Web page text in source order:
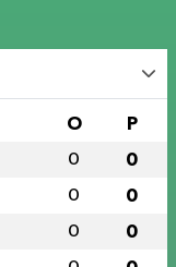
O P
0 0
0 0
0 0